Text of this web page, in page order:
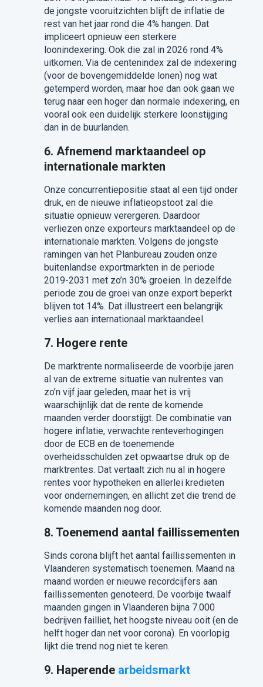
de jongste vooruitzichten blijft de inflatie de
rest van het jaar rond die 4% hangen. Dat
impliceert opnieuw een sterkere
loonindexering. Ook die zal in 2026 rond 4%
uitkomen. Via de centenindex zal de indexering
(voor de bovengemiddelde lonen) nog wat
getemperd worden, maar hoe dan ook gaan we
terug naar een hoger dan normale indexering, en
vooral ook een duidelijk sterkere loonstijging
dan in de buurlanden.
6. Afnemend marktaandeel op
internationale markten
Onze concurrentiepositie staat al een tijd onder
druk, en de nieuwe inflatieopstoot zal die
situatie opnieuw verergeren. Daardoor
verliezen onze exporteurs marktaandeel op de
internationale markten. Volgens de jongste
ramingen van het Planbureau zouden onze
buitenlandse exportmarkten in de periode
2019-2031 met zo’n 30% groeien. In dezelfde
periode zou de groei van onze export beperkt
blijven tot 14%. Dat illustreert een belangrijk
verlies aan internationaal marktaandeel.
7. Hogere rente
De marktrente normaliseerde de voorbije jaren
al van de extreme situatie van nulrentes van
zo’n vijf jaar geleden, maar het is vrij
waarschijnlijk dat de rente de komende
maanden verder doorstijgt. De combinatie van
hogere inflatie, verwachte renteverhogingen
door de ECB en de toenemende
overheidsschulden zet opwaartse druk op de
marktrentes. Dat vertaalt zich nu al in hogere
rentes voor hypotheken en allerlei kredieten
voor ondernemingen, en allicht zet die trend de
komende maanden nog door.
8. Toenemend aantal faillissementen
Sinds corona blijft het aantal faillissementen in
Vlaanderen systematisch toenemen. Maand na
maand worden er nieuwe recordcijfers aan
faillissementen genoteerd. De voorbije twaalf
maanden gingen in Vlaanderen bijna 7.000
bedrijven failliet, het hoogste niveau ooit (en de
helft hoger dan net voor corona). En voorlopig
lijkt die trend nog niet te keren.
9. Haperende arbeidsmarkt